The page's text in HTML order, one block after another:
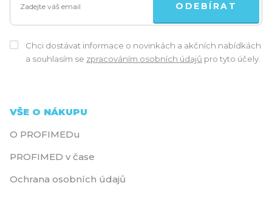
ODEBÍRAT
Chci dostávat informace o novinkách a akčních nabídkách
a souhlasím se zpracováním osobních údajů pro tyto účely.
VŠE O NÁKUPU
O PROFIMEDu
PROFIMED v čase
Ochrana osobních údajů